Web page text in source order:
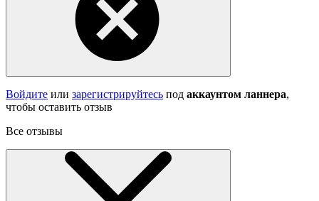
Войдите или зарегистрируйтесь под аккаунтом ланнера,
чтобы оставить отзыв
Все отзывы